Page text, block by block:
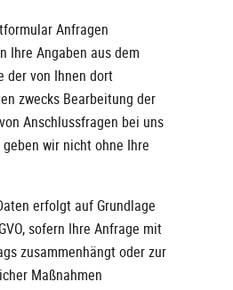
Anfragen
Ihre Angaben aus dem
der von Ihnen dort
zwecks Bearbeitung der
Anschlussfragen bei uns
wir nicht ohne Ihre
erfolgt auf Grundlage
sofern Ihre Anfrage mit
zusammenhängt oder zur
Maßnahmen